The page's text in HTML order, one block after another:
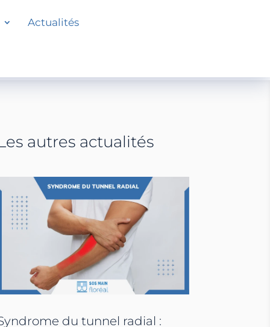
Actualités
autres actualités
du tunnel radial :